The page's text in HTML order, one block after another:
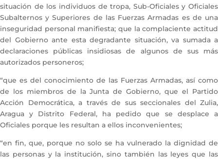
situación de los individuos de tropa, Sub-Oficiales y Oficiales
Subalternos y Superiores de las Fuerzas Armadas es de una
inseguridad personal manifiesta; que la complaciente actitud
del Gobierno ante esta degradante situación, va sumada a
declaraciones públicas insidiosas de algunos de sus más
autorizados personeros;
“que es del conocimiento de las Fuerzas Armadas, así como
de los miembros de la Junta de Gobierno, que el Partido
Acción Democrática, a través de sus seccionales del Zulia,
Aragua y Distrito Federal, ha pedido que se desplace a
Oficiales porque les resultan a ellos inconvenientes;
“en fin, que, porque no solo se ha vulnerado la dignidad de
las personas y la institución, sino también las leyes que las